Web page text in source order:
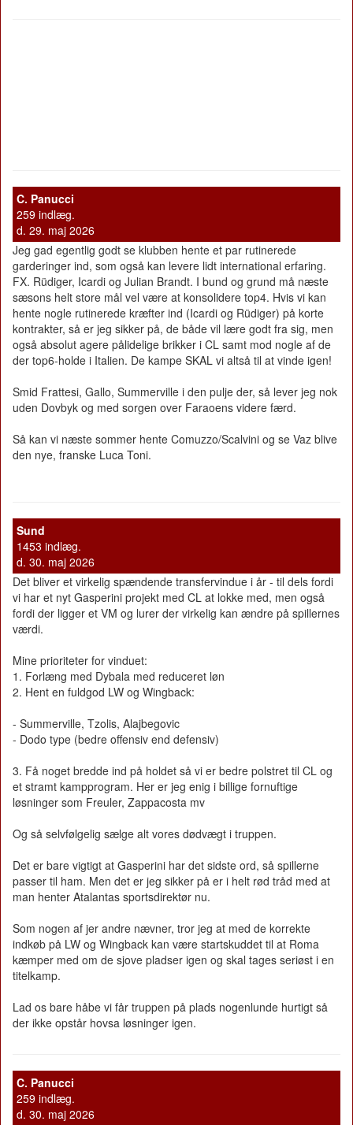
C. Panucci
259 indlæg.
d. 29. maj 2026
Jeg gad egentlig godt se klubben hente et par rutinerede
garderinger ind, som også kan levere lidt international erfaring.
FX. Rüdiger, Icardi og Julian Brandt. I bund og grund må næste
sæsons helt store mål vel være at konsolidere top4. Hvis vi kan
hente nogle rutinerede kræfter ind (Icardi og Rüdiger) på korte
kontrakter, så er jeg sikker på, de både vil lære godt fra sig, men
også absolut agere pålidelige brikker i CL samt mod nogle af de
der top6-holde i Italien. De kampe SKAL vi altså til at vinde igen!
Smid Frattesi, Gallo, Summerville i den pulje der, så lever jeg nok
uden Dovbyk og med sorgen over Faraoens videre færd.
Så kan vi næste sommer hente Comuzzo/Scalvini og se Vaz blive
den nye, franske Luca Toni.
Sund
1453 indlæg.
d. 30. maj 2026
Det bliver et virkelig spændende transfervindue i år - til dels fordi
vi har et nyt Gasperini projekt med CL at lokke med, men også
fordi der ligger et VM og lurer der virkelig kan ændre på spillernes
værdi.
Mine prioriteter for vinduet:
1. Forlæng med Dybala med reduceret løn
2. Hent en fuldgod LW og Wingback:
- Summerville, Tzolis, Alajbegovic
- Dodo type (bedre offensiv end defensiv)
3. Få noget bredde ind på holdet så vi er bedre polstret til CL og
et stramt kampprogram. Her er jeg enig i billige fornuftige
løsninger som Freuler, Zappacosta mv
Og så selvfølgelig sælge alt vores dødvægt i truppen.
Det er bare vigtigt at Gasperini har det sidste ord, så spillerne
passer til ham. Men det er jeg sikker på er i helt rød tråd med at
man henter Atalantas sportsdirektør nu.
Som nogen af jer andre nævner, tror jeg at med de korrekte
indkøb på LW og Wingback kan være startskuddet til at Roma
kæmper med om de sjove pladser igen og skal tages seriøst i en
titelkamp.
Lad os bare håbe vi får truppen på plads nogenlunde hurtigt så
der ikke opstår hovsa løsninger igen.
C. Panucci
259 indlæg.
d. 30. maj 2026